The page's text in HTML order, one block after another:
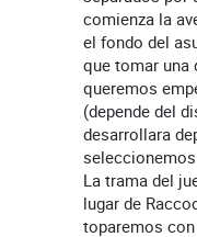
comienza la
el fondo del
que tomar una
queremos
(depende del
desarrollara
La trama del
lugar de
toparemos